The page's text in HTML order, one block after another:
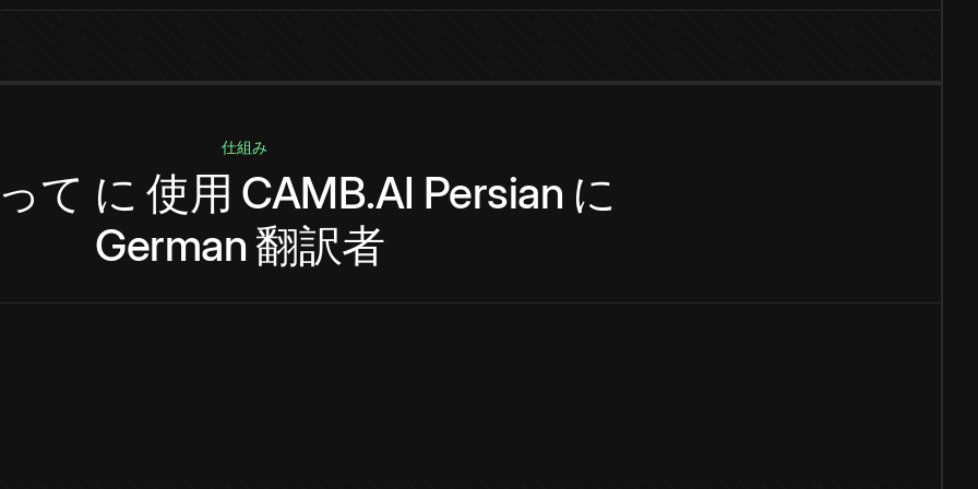
仕組み
て に 使用 CAMB.AI Persian に
German 翻訳者